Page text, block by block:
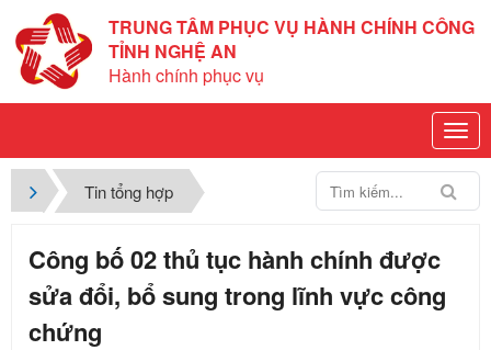
TRUNG TÂM PHỤC VỤ HÀNH CHÍNH CÔNG
TỈNH NGHỆ AN
Hành chính phục vụ
Tin tổng hợp
Công bố 02 thủ tục hành chính được
sửa đổi, bổ sung trong lĩnh vực công
chứng